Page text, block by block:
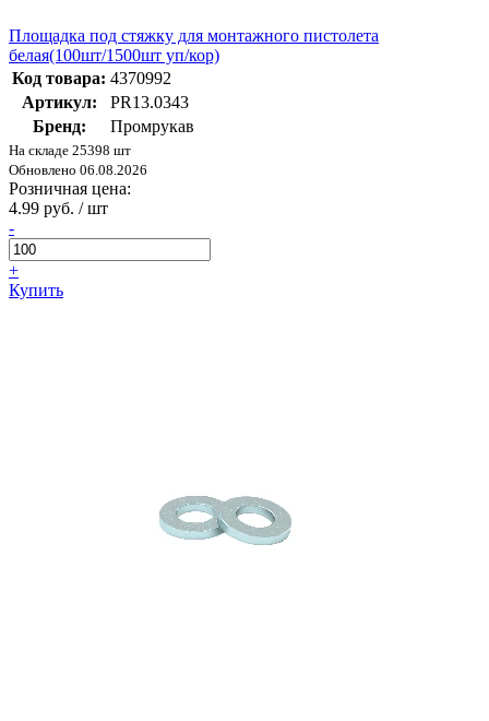
Площадка под стяжку для монтажного пистолета
белая(100шт/1500шт уп/кор)
Код товара: 4370992
Артикул:
PR13.0343
Бренд:
Промрукав
На складе 25398 шт
Обновлено 06.08.2026
Розничная цена:
4.99 руб. / шт
-
+
Купить